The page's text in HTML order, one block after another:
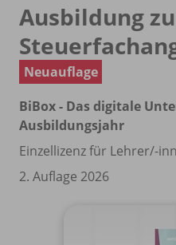
Ausbildung
Neuauflage
BiBox - Das digitale
Ausbildungsjahr
Einzellizenz für Lehrer/-
2. Auflage 2026